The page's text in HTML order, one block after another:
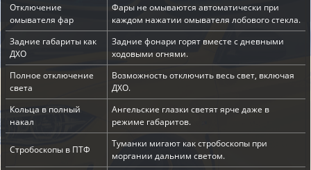
Отключение
омывателя фар
Фары не омываются автоматически при
каждом нажатии омывателя лобового стекла.
Задние габариты как
ДХО
Задние фонари горят вместе с дневными
ходовыми огнями.
Полное отключение
света
Возможность отключить весь свет, включая
ДХО.
Кольца в полный
накал
Ангельские глазки светят ярче даже в
режиме габаритов.
Стробоскопы в ПТФ
Туманки мигают как стробоскопы при
моргании дальним светом.